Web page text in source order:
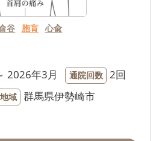
谷 胞肓 心兪
2026年3月 通院回数 2回
地域 群馬県伊勢崎市